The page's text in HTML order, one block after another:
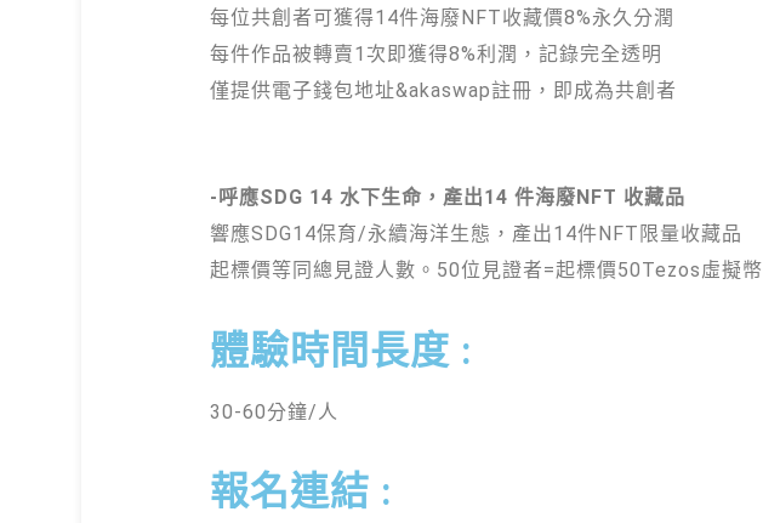
每位共創者可獲得14件海廢NFT收藏價8%永久分潤
每件作品被轉賣1次即獲得8%利潤，記錄完全透明
僅提供電子錢包地址&akaswap註冊，即成為共創者
-呼應SDG 14 水下生命，產出14 件海廢NFT 收藏品
響應SDG14保育/永續海洋生態，產出14件NFT限量收藏品
起標價等同總見證人數。50位見證者=起標價50Tezos虛擬幣
體驗時間長度 :
30-60分鐘/人
報名連結 :